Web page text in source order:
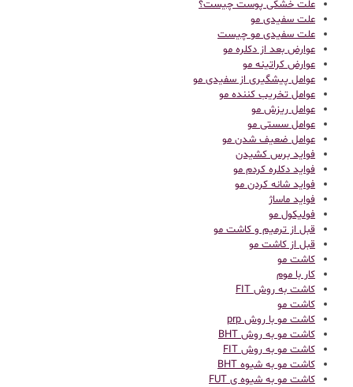
علت خشکی پوست چیست؟
علت سفیدی مو
علت سفیدی مو چیست
عوارض بعد از دکلره مو
عوارض کراتینه مو
عوامل پیشگیری از سفیدی مو
عوامل تخریب کننده مو
عوامل ریزش مو
عوامل سستی مو
عوامل ضعیف شدن مو
فواید برس کشیدن
فواید دکلره کردم مو
فواید شانه کردن مو
فواید ماساژ
فولیکول مو
قبل از ترمیم و کاشت مو
قبل از کاشت مو
كاشت مو
کار با موم
کاشت به روش FIT
کاشت مو
کاشت مو با روش prp
کاشت مو به روش BHT
کاشت مو به روش FIT
کاشت مو به شیوه BHT
کاشت مو به شیوه ی FUT